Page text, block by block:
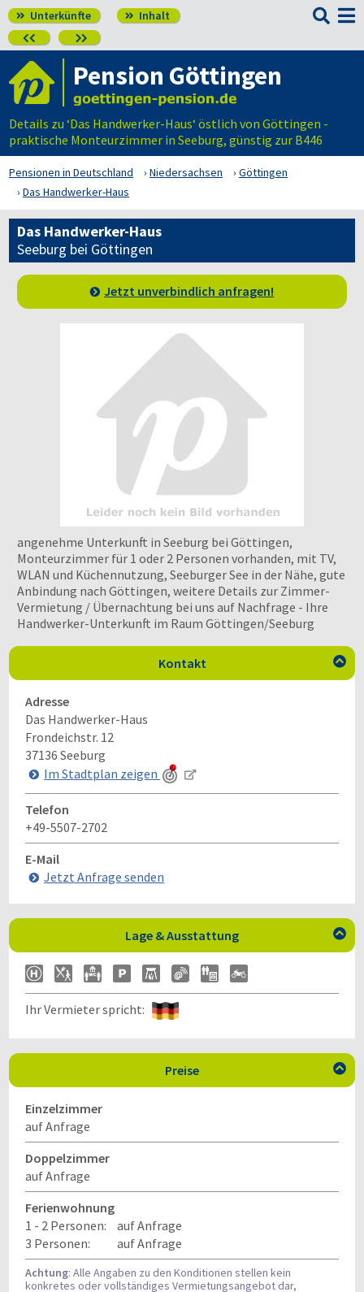
 Unterkünfte  Inhalt
 

Pension Göttingen
Details zu ‘Das Handwerker-Haus‘ östlich von Göttingen -
praktische Monteurzimmer in Seeburg, günstig zur B446
Pensionen in Deutschland Niedersachsen
Göttingen
Das Handwerker-Haus
Das Handwerker-Haus
Seeburg bei Göttingen
Jetzt unverbindlich anfragen!
angenehme Unterkunft in Seeburg bei Göttingen,
Monteurzimmer für 1 oder 2 Personen vorhanden, mit TV,
WLAN und Küchennutzung, Seeburger See in der Nähe, gute
Anbindung nach Göttingen, weitere Details zur Zimmer-
Vermietung / Übernachtung bei uns auf Nachfrage - Ihre
Handwerker-Unterkunft im Raum Göttingen/Seeburg
Kontakt 
Adresse
Das Handwerker-Haus
Frondeichstr. 12
37136 Seeburg
Im Stadtplan zeigen
Telefon
+49-5507-2702
E-Mail
Jetzt Anfrage senden
Lage & Ausstattung 
Ihr Vermieter spricht:
Preise 
Einzelzimmer
auf Anfrage
Doppelzimmer
auf Anfrage
Ferienwohnung
1 - 2 Personen:
auf Anfrage
3 Personen:
auf Anfrage
Achtung: Alle Angaben zu den Konditionen stellen kein
konkretes oder vollständiges Vermietungsangebot dar,